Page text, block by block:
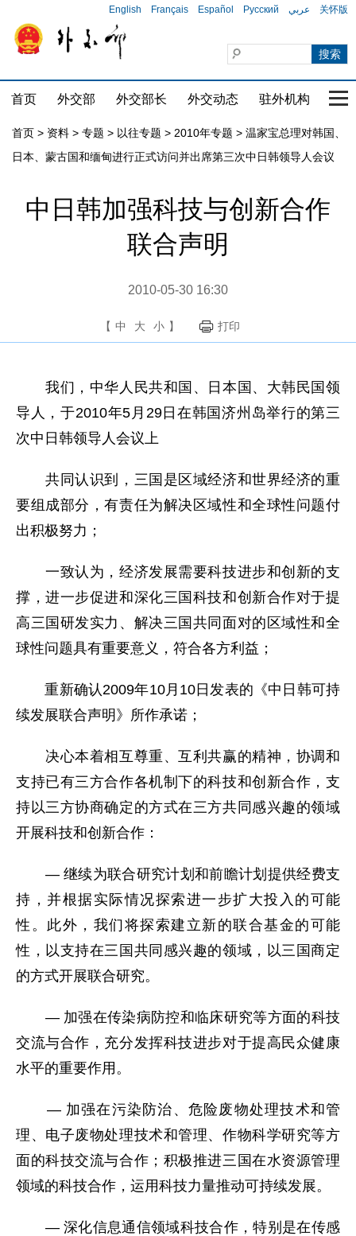
English Français Español Русский عربي 关怀版
首页 外交部 外交部长 外交动态 驻外机构 国
首页 > 资料 > 专题 > 以往专题 > 2010年专题 > 温家宝总理对韩国、
日本、蒙古国和缅甸进行正式访问并出席第三次中日韩领导人会议
中日韩加强科技与创新合作
联合声明
2010-05-30 16:30
【 中 大 小 】 打印
我们，中华人民共和国、日本国、大韩民国领
导人，于2010年5月29日在韩国济州岛举行的第三
次中日韩领导人会议上
共同认识到，三国是区域经济和世界经济的重
要组成部分，有责任为解决区域性和全球性问题付
出积极努力；
一致认为，经济发展需要科技进步和创新的支
撑，进一步促进和深化三国科技和创新合作对于提
高三国研发实力、解决三国共同面对的区域性和全
球性问题具有重要意义，符合各方利益；
重新确认2009年10月10日发表的《中日韩可持
续发展联合声明》所作承诺；
决心本着相互尊重、互利共赢的精神，协调和
支持已有三方合作各机制下的科技和创新合作，支
持以三方协商确定的方式在三方共同感兴趣的领域
开展科技和创新合作：
— 继续为联合研究计划和前瞻计划提供经费支
持，并根据实际情况探索进一步扩大投入的可能
性。此外，我们将探索建立新的联合基金的可能
性，以支持在三国共同感兴趣的领域，以三国商定
的方式开展联合研究。
— 加强在传染病防控和临床研究等方面的科技
交流与合作，充分发挥科技进步对于提高民众健康
水平的重要作用。
— 加强在污染防治、危险废物处理技术和管
理、电子废物处理技术和管理、作物科学研究等方
面的科技交流与合作；积极推进三国在水资源管理
领域的科技合作，运用科技力量推动可持续发展。
— 深化信息通信领域科技合作，特别是在传感